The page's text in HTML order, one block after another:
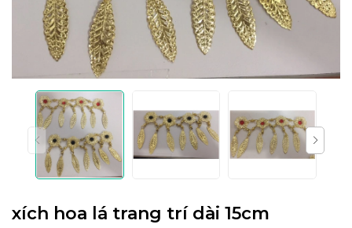
xích hoa lá trang trí dài 15cm